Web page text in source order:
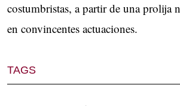
costumbristas, a partir de una prolija
en convincentes actuaciones.
TAGS